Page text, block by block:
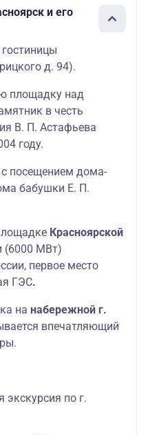
и его
д. 94).
площадку над
в честь
В. П. Астафьева
году.
с посещением дома-
бабушки Е. П.
Красноярской
(6000 МВт)
первое место
ГЭС.
на набережной г.
впечатляющий
экскурсия по г.